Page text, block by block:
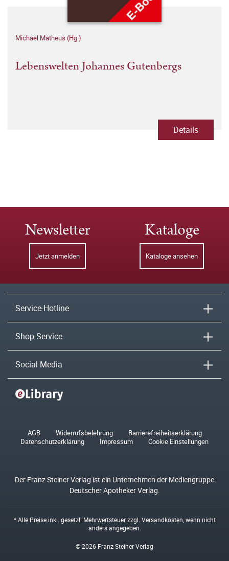
Michael Matheus (Hg.)
Lebenswelten Johannes Gutenbergs
Details
Newsletter
Jetzt anmelden
Kataloge
Kataloge ansehen
Service-Hotline
Shop-Service
Social Media
AGB Widerrufsbelehrung
Barrierefreiheitserklärung
Datenschutzerklärung
Impressum Cookie Einstellungen
Der Franz Steiner Verlag ist ein Unternehmen der Mediengruppe
Deutscher Apotheker Verlag.
* Alle Preise inkl. gesetzl. Mehrwertsteuer zzgl. Versandkosten , wenn nicht
anders angegeben.
© 2026 Franz Steiner Verlag